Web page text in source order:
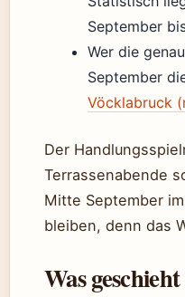
September
Wer die
September
Vöcklabruck
Der
Terrassenabende
Mitte September
bleiben, denn das
Was